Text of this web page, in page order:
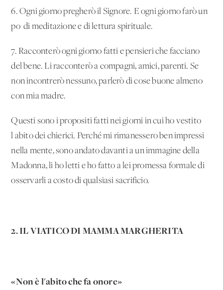
6. Ogni giorno pregherò il Signore. E ogni giorno farò un
po' di meditazione e di lettura spirituale.
7. Racconterò ogni giorno fatti e pensieri che facciano
del bene. Li racconterò a compagni, amici, parenti. Se
non incontrerò nessuno, parlerò di cose buone almeno
con mia madre.
Questi sono i propositi fatti nei giorni in cui ho vestito
l'abito dei chierici. Perché mi rimanessero ben impressi
nella mente, sono andato davanti a un'immagine della
Madonna, li ho letti e ho fatto a lei promessa formale di
osservarli a costo di qualsiasi sacrificio.
2. IL VIATICO DI MAMMA MARGHERITA
«Non è l'abito che fa onore»